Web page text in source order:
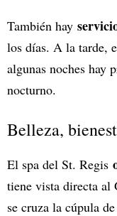
También hay
los días. A la tarde,
algunas noches hay
nocturno.
Belleza,
El spa del St. Regis
tiene vista directa al
se cruza la cúpula